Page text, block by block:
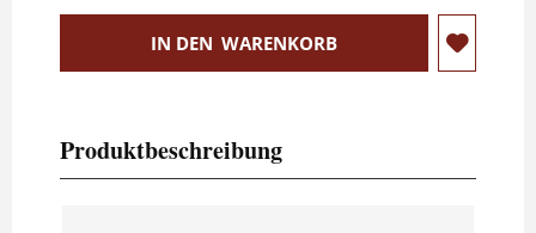
IN DEN WARENKORB
Produktbeschreibung